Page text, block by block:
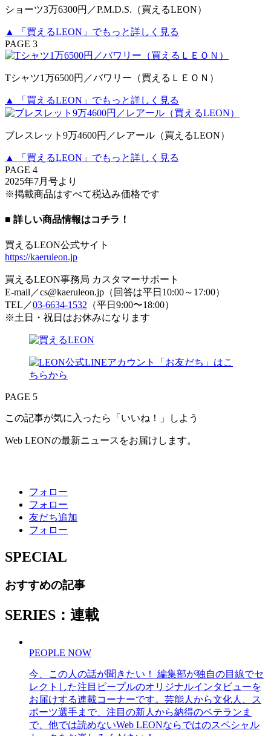
ショーツ3万6300円／P.M.D.S.（買えるLEON）
▲ 「買えるLEON」でもっと詳しく見る
PAGE 3
Tシャツ1万6500円／バワリー（買えるＬＥＯＮ）
▲ 「買えるLEON」でもっと詳しく見る
ブレスレット9万4600円／レアール（買えるLEON）
▲ 「買えるLEON」でもっと詳しく見る
PAGE 4
2025年7月号より
※掲載商品はすべて税込み価格です
■ 詳しい商品情報はコチラ！
買えるLEON公式サイト
https://kaeruleon.jp
買えるLEON事務局 カスタマーサポート
E-mail／cs@kaeruleon.jp（回答は平日10:00～17:00）
TEL／03-6634-1532 （平日9:00〜18:00）
※土日・祝日はお休みになります
PAGE 5
この記事が気に入ったら「いいね！」しよう
Web LEONの最新ニュースをお届けします。
フォロー
フォロー
友だち追加
フォロー
SPECIAL
おすすめの記事
SERIES：連載
PEOPLE NOW
今、この人の話が聞きたい！ 編集部が独自の目線でセ
レクトした注目ピープルのオリジナルインタビューを
お届けする連載コーナーです。芸能人から文化人、ス
ポーツ選手まで、注目の新人から納得のベテランま
で、他では読めないWeb LEONならではのスペシャル